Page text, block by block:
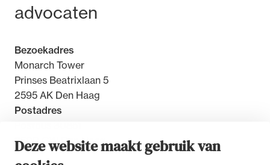
Deze website maakt gebruik van
advocaten
Bezoekadres
Monarch Tower
Prinses Beatrixlaan 5
2595 AK Den Haag
Postadres
2500 GW Den Haag
geheimhoudernummers.